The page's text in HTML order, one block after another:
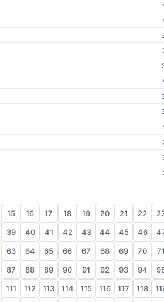
15 16 17 18 19 20 21 22
39 40 41 42 43 44 45 46
63 64 65 66 67 68 69 70 71
87 88 89 90 91 92 93 94
111 112 113 114 115 116 117 118